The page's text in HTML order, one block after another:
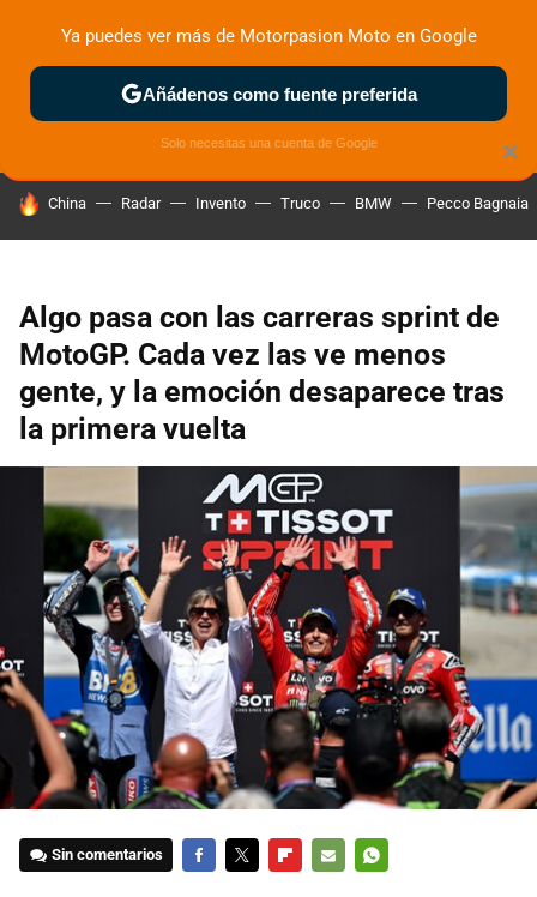
ZONA DE PRUEBAS DEPORTIVAS MOTOS ELÉCTRICAS
HOY SE HABLA DE
China Radar Invento Truco BMW Pecco Bagnaia
Algo pasa con las carreras sprint de
MotoGP. Cada vez las ve menos
gente, y la emoción desaparece tras
la primera vuelta
Sin comentarios
×
Ya puedes ver más de Motorpasion Moto en Google
Añádenos como fuente preferida
Solo necesitas una cuenta de Google